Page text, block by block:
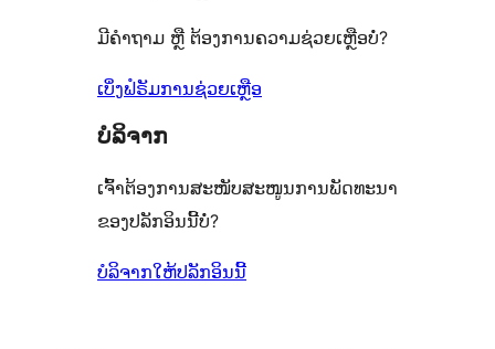
ລາຍການ
8
ລາຍການ
ມີຄຳຖາມ ຫຼື ຕ້ອງການຄວາມຊ່ວຍເຫຼືອບໍ່?
ເບິ່ງຟໍຣັມການຊ່ວຍເຫຼືອ
ບໍລິຈາກ
ເຈົ້າຕ້ອງການສະໜັບສະໜູນການພັດທະນາ
ຂອງປລັກອິນນີ້ບໍ່?
ບໍລິຈາກໃຫ້ປລັກອິນນີ້